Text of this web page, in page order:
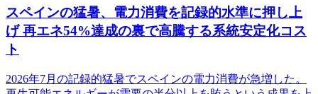
スペインの猛暑、電力消費を記録的水準に押し上
げ 再エネ54%達成の裏で高騰する系統安定化コス
ト
2026年7月の記録的猛暑でスペインの電力消費が急増した。